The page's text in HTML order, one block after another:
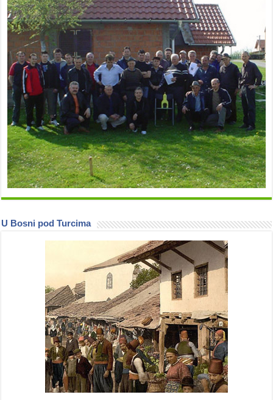
U Bosni pod Turcima